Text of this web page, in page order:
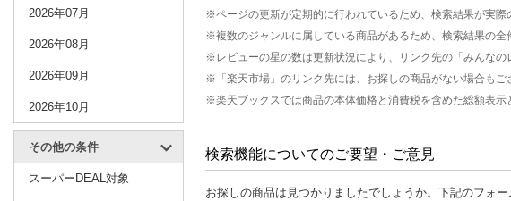
2026年07月
2026年08月
2026年09月
2026年10月
その他の条件
スーパーDEAL対象
※ページの更新が定期的に行われているため、検索結果が実際
※複数のジャンルに属している商品があるため、検索結果の全
※レビューの星の数は更新状況により、リンク先の「みんなの
※「楽天市場」のリンク先には、お探しの商品がない場合もご
※楽天ブックスでは商品の本体価格と消費税を含めた総額表示
検索機能についてのご要望・ご意見
お探しの商品は見つかりましたでしょうか。下記のフォ